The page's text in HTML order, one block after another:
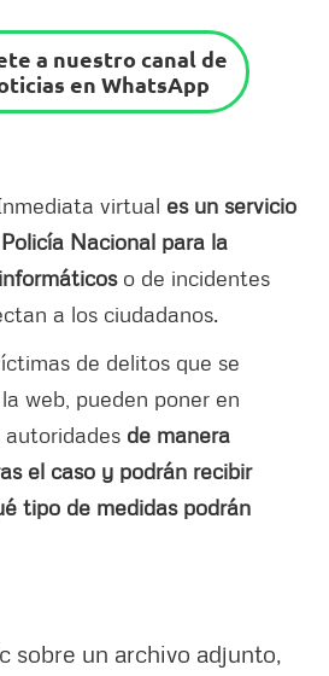
a nuestro canal de
en WhatsApp
virtual es un servicio
Nacional para la
o de incidentes
a los ciudadanos.
de delitos que se
web, pueden poner en
de manera
el caso y podrán recibir
tipo de medidas podrán
sobre un archivo adjunto,